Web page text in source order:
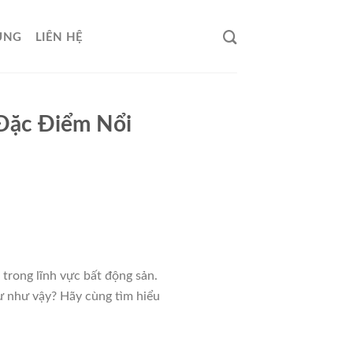
LIÊN HỆ
Điểm Nổi
lĩnh vực bất động sản.
vậy? Hãy cùng tìm hiểu